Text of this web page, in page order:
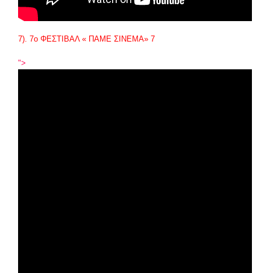
7). 7ο ΦΕΣΤΙΒΑΛ « ΠΑΜΕ ΣΙΝΕΜΑ» 7
">